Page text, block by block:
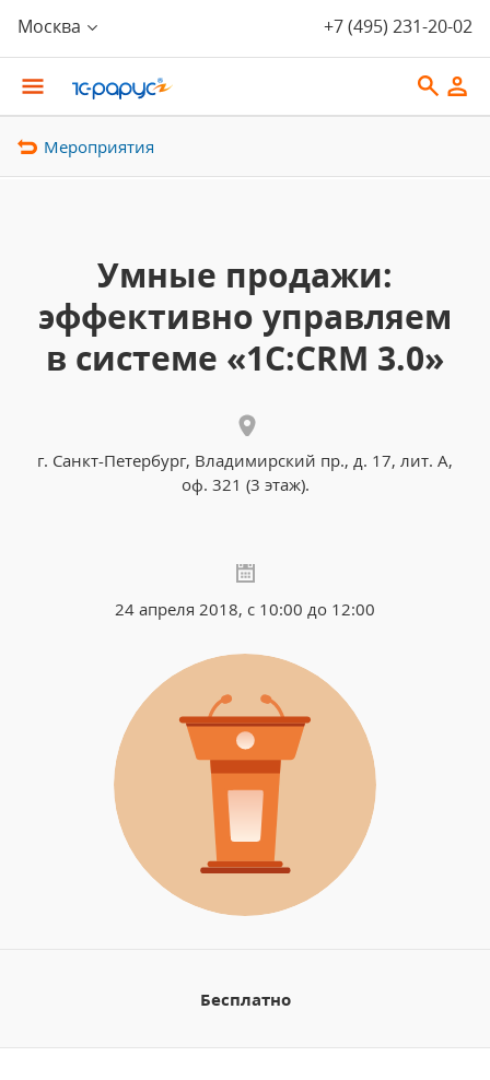
Москва +7 (495) 231-20-02
Мероприятия
Умные продажи:
эффективно управляем
в системе «1С:CRM 3.0»
г. Санкт-Петербург, Владимирский пр., д. 17, лит. А,
оф. 321 (3 этаж).
24 апреля 2018, с 10:00 до 12:00
Бесплатно